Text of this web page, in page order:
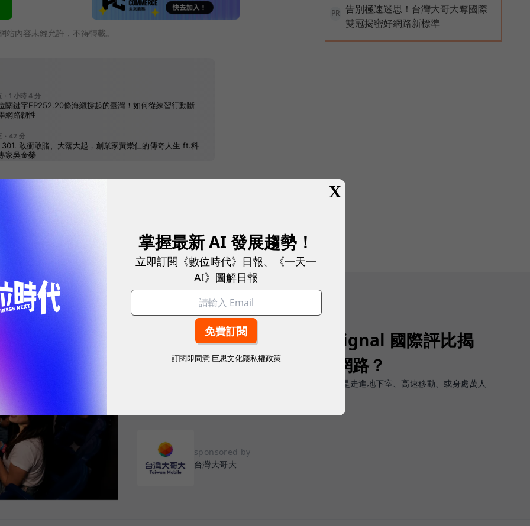
站內容未經允許，不得轉載。
PR
告別極速迷思！台灣大哥大奪國際
雙冠揭密好網路新標準
3C生活
告別「極速迷思」！Opensignal 國際評比揭
密：什麼才是 5G 時代的好網路？
真正好用的網路服務，不是測速軟體上的瞬間峰值，而是走進地下室、高速移動、或身處萬人
sponsored by
台灣大哥大
X
掌握最新 AI 發展趨勢！
立即訂閱《數位時代》日報、《一天一
AI》圖解日報
訂閱即同意 巨思文化隱私權政策